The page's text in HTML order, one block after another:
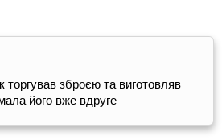
торгував зброєю та виготовляв
його вже вдруге